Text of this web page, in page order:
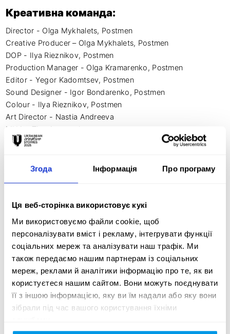
Згода Інформація Про програму
Ця веб-сторінка використовує кукі
Ми використовуємо файли cookie, щоб
персоналізувати вміст і рекламу, інтегрувати функції
соціальних мереж та аналізувати наш трафік. Ми
також передаємо нашим партнерам із соціальних
мереж, реклами й аналітики інформацію про те, як ви
користуєтеся нашим сайтом. Вони можуть поєднувати
її з іншою інформацією, яку ви їм надали або яку вони
зібрали під час вашого користування їхніми
Креативна команда:
Director - Olga Mykhalets, Postmen
Creative Producer – Olga Mykhalets, Postmen
DOP - Ilya Rieznikov, Postmen
Рroduction Мanager - Olga Kramarenko, Postmen
Editor - Yegor Kadomtsev, Postmen
Sound Designer - Igor Bondarenko, Postmen
Colour - Ilya Rieznikov, Postmen
Art Director - Nastia Andreeva
MUA - Tina Antonenko
Gaffer - Tymofii Gerashchenko
Creative Director - Anna Seniuk, Postmen
Креативна ідея:
Thousands of people in Ukraine have suffered complex war-
related injuries. And if society is slowly getting used to
people with amputated limbs and prostheses, disfigured